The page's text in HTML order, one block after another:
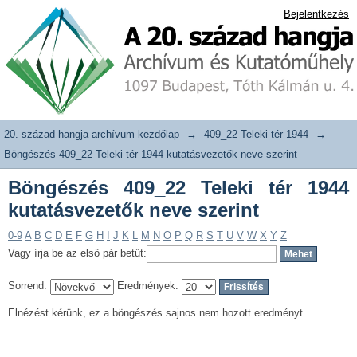
Böngészés 409_22 Teleki tér 1944
kutatásvezetők neve szerint
20. század hangja archívum adattár Bejelentkezés
20. század hangja archívum kezdőlap → 409_22 Teleki tér 1944
→
Böngészés 409_22 Teleki tér 1944 kutatásvezetők neve szerint
Böngészés 409_22 Teleki tér 1944
kutatásvezetők neve szerint
0-9 A B C D E F G H J K L M N O P Q R S T U V W X Y Z
Vagy írja be az első pár betűt:
Sorrend: Eredmények:
Elnézést kérünk, ez a böngészés sajnos nem hozott eredményt.